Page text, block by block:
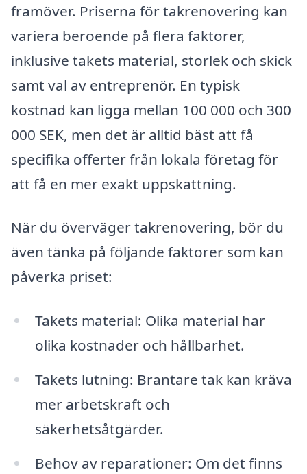
framöver. Priserna för takrenovering kan
variera beroende på flera faktorer,
inklusive takets material, storlek och skick
samt val av entreprenör. En typisk
kostnad kan ligga mellan 100 000 och 300
000 SEK, men det är alltid bäst att få
specifika offerter från lokala företag för
att få en mer exakt uppskattning.
När du överväger takrenovering, bör du
även tänka på följande faktorer som kan
påverka priset:
Takets material: Olika material har
olika kostnader och hållbarhet.
Takets lutning: Brantare tak kan kräva
mer arbetskraft och
säkerhetsåtgärder.
Behov av reparationer: Om det finns